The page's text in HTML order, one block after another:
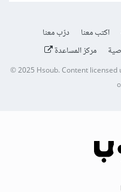
اكتب معنا
درّب معنا
مركز المساعدة
© 2025Hsoub.Content